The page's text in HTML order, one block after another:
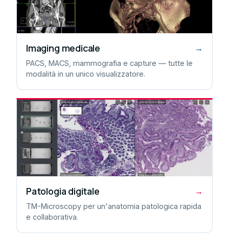
Imaging medicale →
PACS, MACS, mammografia e capture — tutte le
modalità in un unico visualizzatore.
Patologia digitale →
TM-Microscopy per un'anatomia patologica rapida
e collaborativa.